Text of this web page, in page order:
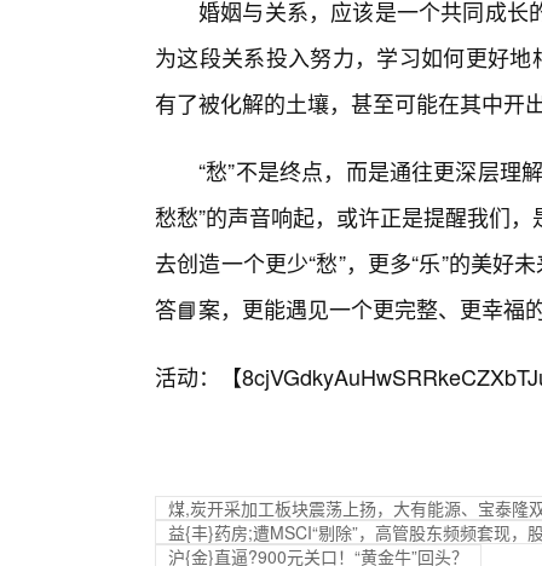
婚姻与关系，应该是一个共同成
为这段关系投入努力，学习如何更好
有了被化解的土壤，甚至可能在其中开
“愁”不是终点，而是通往更深层理
愁愁”的声音响起，或许正是提醒我们
去创造一个更少“愁”，更多“乐”的美好
答📘案，更能遇见一个更完整、更幸福
活动：【
煤,炭开采加工板块震荡上扬，大有能源、宝泰隆
益{丰}药房;遭MSCI“剔除”，高管股东频频套现，
沪{金}直逼?900元关口！“黄金牛”回头？